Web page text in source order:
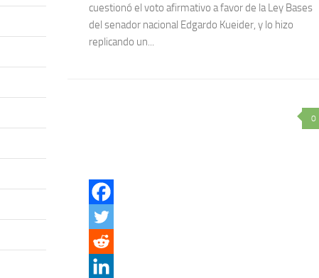
cuestionó el voto afirmativo a favor de la Ley Bases
del senador nacional Edgardo Kueider, y lo hizo
replicando un...
0